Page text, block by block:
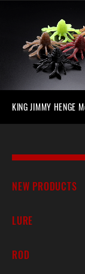
KING JIMMY HENGE
NEW PRODUCTS
LURE
ROD